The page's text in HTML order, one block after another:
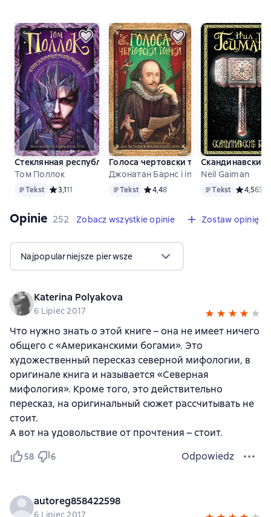
Стеклянная республика
Том Поллок
TekstTekst Средний рейтинг 3,1 на основе 11 оценок
3,111
Голоса чертовски тонки. Новые
Джонатан Барнс i in
TekstTekst Средний рейтинг 4,4 на основе 8
4,48
Скандинавские
Neil Gaiman
TekstTekst Средний
4,5634
Opinie 252 opinie
252 Zobacz wszystkie opinie Zostaw opinię
Najpopularniejsze pierwsze
Katerina Polyakova
6 Lipiec 2017
Что нужно знать о этой книге – она не имеет ничего
общего с «Американскими богами». Это
художественный пересказ северной мифологии, в
оригинале книга и называется «Северная
мифология». Кроме того, это действительно
пересказ, на оригинальный сюжет рассчитывать не
стоит.
А вот на удовольствие от прочтения – стоит.
58 6 Odpowiedz
autoreg858422598
6 Lipiec 2017